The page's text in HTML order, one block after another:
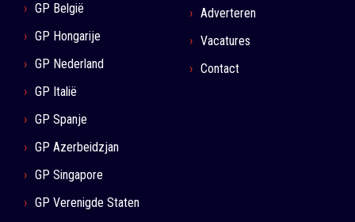
GP België
GP Hongarije
GP Nederland
GP Italië
GP Spanje
GP Azerbeidzjan
GP Singapore
GP Verenigde Staten
Adverteren
Vacatures
Contact